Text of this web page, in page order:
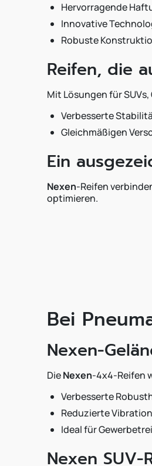
Hervorragende
Innovative
Robuste
Reifen, die
Mit Lösungen für
Verbesserte
Gleichmäßigen
Ein
Nexen-Reifen
optimieren.
Bei
Nexen-
DieNexen-4x4-Reifen
Verbesserte
Reduzierte
Ideal für
Nexen SUV-